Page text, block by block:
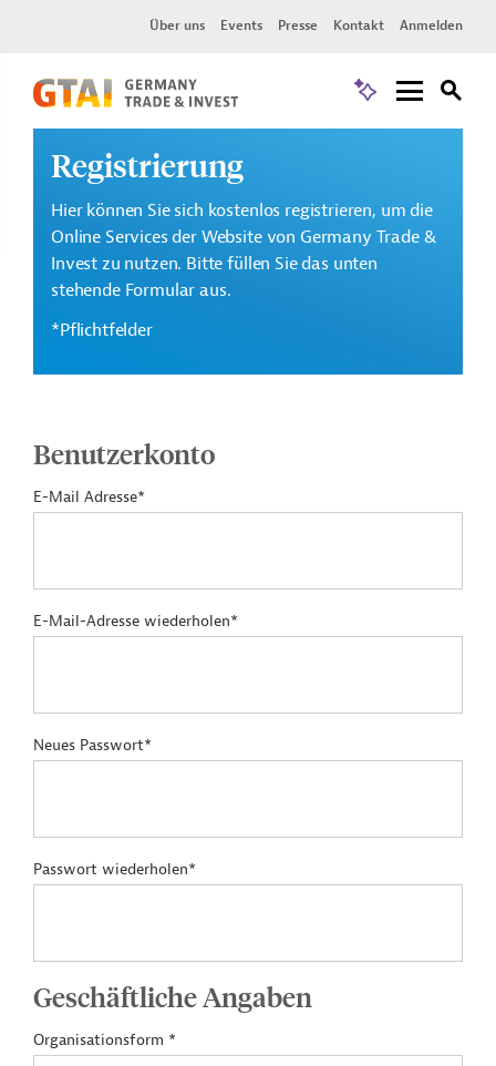
Über uns Events Presse Kontakt Anmelden
Registrierung
Hier können Sie sich kostenlos registrieren, um die
Online Services der Website von Germany Trade &
Invest zu nutzen. Bitte füllen Sie das unten
stehende Formular aus.
*Pflichtfelder
Benutzerkonto
E-Mail Adresse*
E-Mail-Adresse wiederholen*
Neues Passwort*
Passwort wiederholen*
Geschäftliche Angaben
Organisationsform *